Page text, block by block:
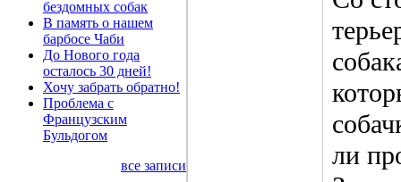
бездомных собак
В память о нашем
барбосе Чаби
До Нового года
осталось 30 дней!
Хочу забрать обратно!
Проблема с
Французским
Бульдогом
все записи
ли